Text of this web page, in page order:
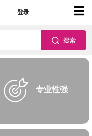
登录
专业性强